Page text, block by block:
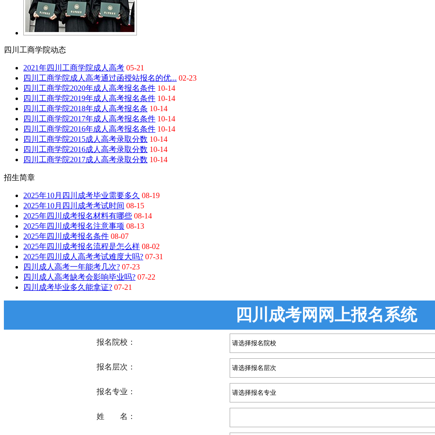
四川工商学院动态
2021年四川工商学院成人高考 05-21
四川工商学院成人高考通过函授站报名的优... 02-23
四川工商学院2020年成人高考报名条件 10-14
四川工商学院2019年成人高考报名条件 10-14
四川工商学院2018年成人高考报名条 10-14
四川工商学院2017年成人高考报名条件 10-14
四川工商学院2016年成人高考报名条件 10-14
四川工商学院2015成人高考录取分数 10-14
四川工商学院2016成人高考录取分数 10-14
四川工商学院2017成人高考录取分数 10-14
招生简章
2025年10月四川成考毕业需要多久 08-19
2025年10月四川成考考试时间 08-15
2025年四川成考报名材料有哪些 08-14
2025年四川成考报名注意事项 08-13
2025年四川成考报名条件 08-07
2025年四川成考报名流程是怎么样 08-02
2025年四川成人高考考试难度大吗? 07-31
四川成人高考一年能考几次? 07-23
四川成人高考缺考会影响毕业吗? 07-22
四川成考毕业多久能拿证? 07-21
四川成考网网上报名系统